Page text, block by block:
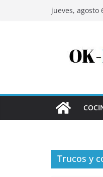
jueves, agosto
Trucos y